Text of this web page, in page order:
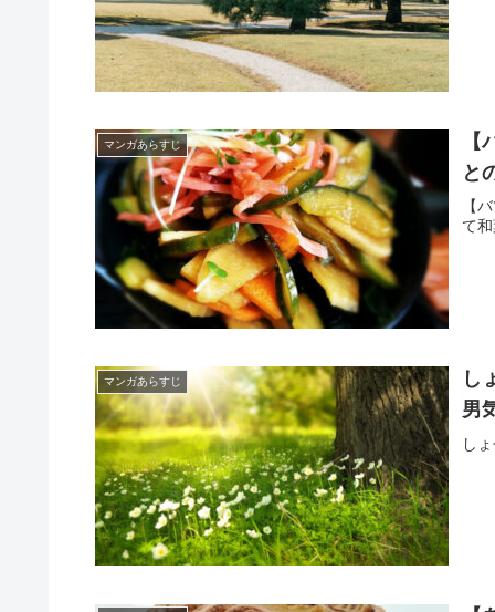
マンガあらすじ
と
【
て
マンガあらすじ
し
男
し